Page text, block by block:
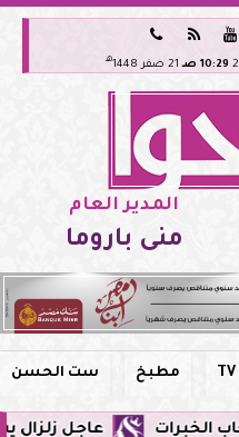



10:29 صـ 21 صفر 1448 هـ
المدير العام
منى باروما
مطبخ ست الحسن
عاجل زلزال يشعر به سكان مصر فجر اليوم